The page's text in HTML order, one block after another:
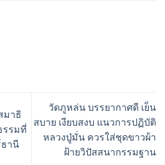
มาธิ
รรมที่
านี
วัดภูหล่น บรรยากาศดี เย็น
สบาย เงียบสงบ แนวการปฏิบัติ
หลวงปู่มั่น ควรใส่ชุดขาวผ้า
ฝ้ายวิปัสสนากรรมฐาน